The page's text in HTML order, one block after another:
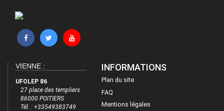
VIENNE :
UFOLEP 86
27 place des templiers
86000 POITIERS
Tél. : +33549383749
INFORMATIONS
Plan du site
FAQ
Mentions légales